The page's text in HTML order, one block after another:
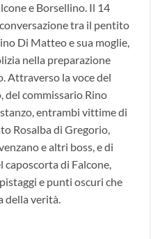
e Borsellino. Il 14
tra il pentito
Di Matteo e sua moglie,
nella preparazione
Attraverso la voce del
commissario Rino
entrambi vittime di
Rosalba di Gregorio,
e altri boss, e di
di Falcone,
e punti oscuri che
della verità.